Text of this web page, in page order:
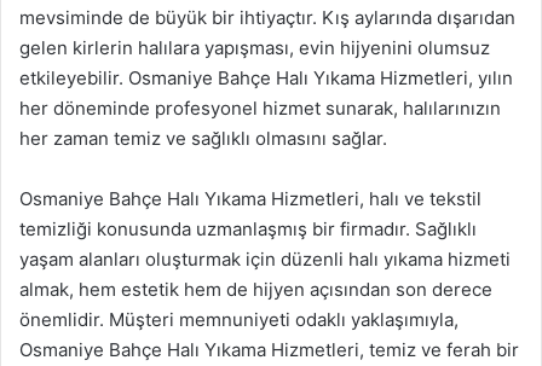
mevsiminde de büyük bir ihtiyaçtır. Kış aylarında dışarıdan
gelen kirlerin halılara yapışması, evin hijyenini olumsuz
etkileyebilir. Osmaniye Bahçe Halı Yıkama Hizmetleri, yılın
her döneminde profesyonel hizmet sunarak, halılarınızın
her zaman temiz ve sağlıklı olmasını sağlar.
Osmaniye Bahçe Halı Yıkama Hizmetleri, halı ve tekstil
temizliği konusunda uzmanlaşmış bir firmadır. Sağlıklı
yaşam alanları oluşturmak için düzenli halı yıkama hizmeti
almak, hem estetik hem de hijyen açısından son derece
önemlidir. Müşteri memnuniyeti odaklı yaklaşımıyla,
Osmaniye Bahçe Halı Yıkama Hizmetleri, temiz ve ferah bir